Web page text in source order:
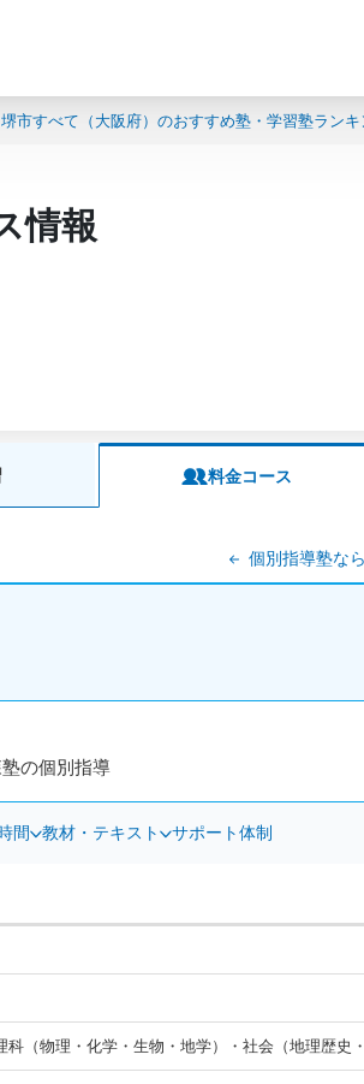
堺市すべて（大阪府）のおすすめ塾・学習塾ランキ
情報
料金コース
個別指導塾な
の個別指導
間 教材・テキスト サポート体制
（物理・化学・生物・地学）・社会（地理歴史